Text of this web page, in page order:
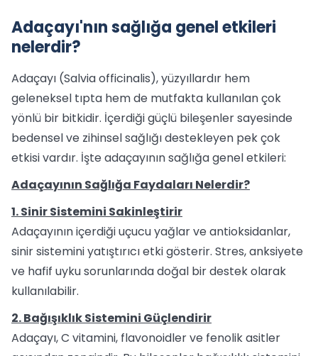
Adaçayı'nın sağlığa genel etkileri
nelerdir?
Adaçayı (Salvia officinalis), yüzyıllardır hem
geleneksel tıpta hem de mutfakta kullanılan çok
yönlü bir bitkidir. İçerdiği güçlü bileşenler sayesinde
bedensel ve zihinsel sağlığı destekleyen pek çok
etkisi vardır. İşte adaçayının sağlığa genel etkileri:
Adaçayının Sağlığa Faydaları Nelerdir?
1. Sinir Sistemini Sakinleştirir
Adaçayının içerdiği uçucu yağlar ve antioksidanlar,
sinir sistemini yatıştırıcı etki gösterir. Stres, anksiyete
ve hafif uyku sorunlarında doğal bir destek olarak
kullanılabilir.
2. Bağışıklık Sistemini Güçlendirir
Adaçayı, C vitamini, flavonoidler ve fenolik asitler